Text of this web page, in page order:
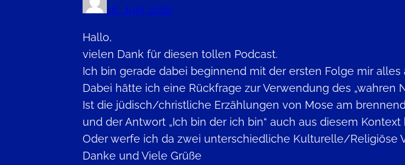
16. Juni 2026
Hallo,
vielen Dank für diesen tollen Podcast.
Ich bin gerade dabei beginnend mit der ersten Folge mir alles
Dabei hätte ich eine Rückfrage zur Verwendung des „wahren
Ist die jüdisch/christliche Erzählungen von Mose am
und der Antwort „Ich bin der ich bin“ auch aus diesem
Oder werfe ich da zwei unterschiedliche Kulturelle/Religiöse
Danke und Viele Grüße